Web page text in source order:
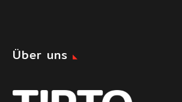
Über uns